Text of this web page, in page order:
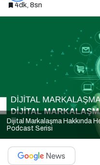
4dk, 8sn
Dijital Markalaşma Hakkında
Podcast Serisi